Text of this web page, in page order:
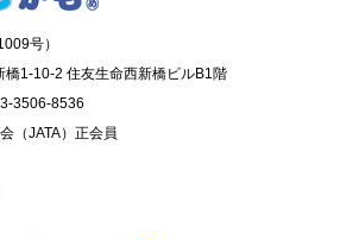
号）
1-10-2 住友生命西新橋ビルB1階
3506-8536
（JATA）正会員